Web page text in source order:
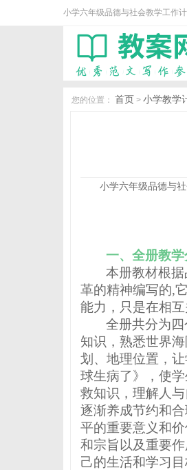
小学六年级品德与社会教学工作计
您的位置： 首页 > 小学教学
小学六年级品德与
一、全册教
本册教材根
革的精神编写的,
能力，只是在相
全册共分为
知识，熟悉世界
划、地理位置，
球生病了》，使
救知识，理解人
逐渐养成节约和
平的重要意义和
和宗旨以及重要
己的生活和学习